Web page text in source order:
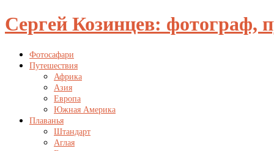
Сергей Козинцев: фотограф,
Фотосафари
Путешествия
Африка
Азия
Европа
Южная Америка
Плаванья
Штандарт
Аглая